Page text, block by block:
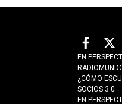
EN
¿CÓMO
SOCIOS 3.0
EN